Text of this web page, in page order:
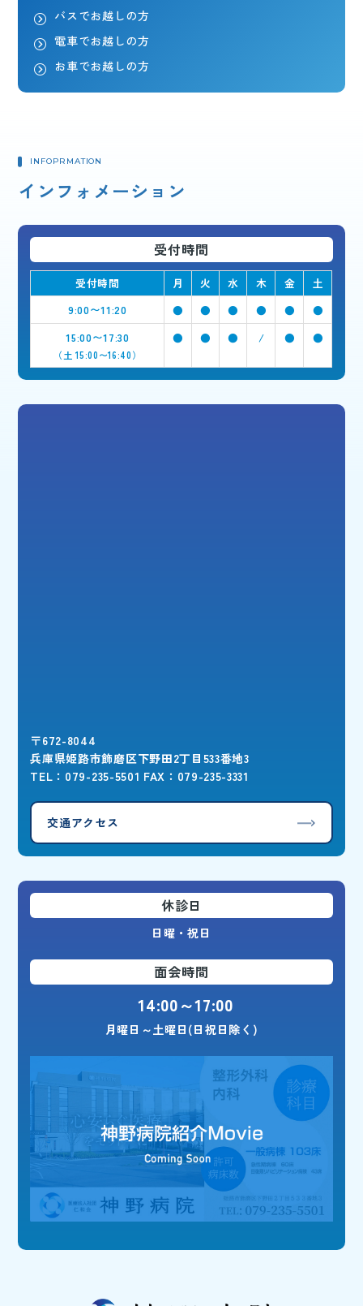
バスでお越しの方
電車でお越しの方
お車でお越しの方
INFOPRMATION
インフォメーション
受付時間
受付時間 月 火 水 木 金
土
9:00〜11:20
● ● ● ● ●
●
15:00〜17:30
（土 15:00〜16:40）
● ● ● / ● ●
〒672-8044
兵庫県姫路市飾磨区下野田2丁目533番地3
TEL：079-235-5501 FAX：079-235-3331
交通アクセス
休診日
日曜・祝日
面会時間
14:00～17:00
月曜日～土曜日(日祝日除く)